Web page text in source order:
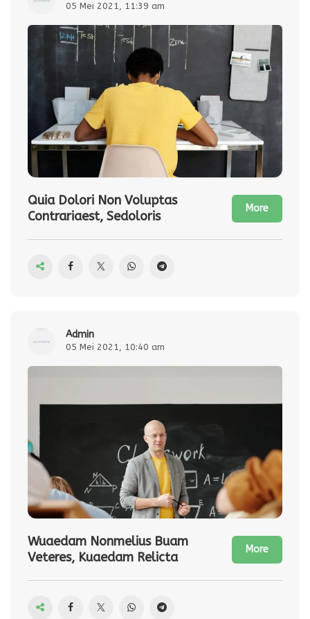
05 Mei 2021, 11:39 am
Quia Dolori Non Voluptas
Contrariaest, Sedoloris
More
admin
05 Mei 2021, 10:40 am
Wuaedam Nonmelius Buam
Veteres, Kuaedam Relicta
More